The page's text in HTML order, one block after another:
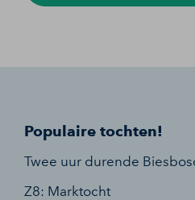
Populaire tochten!
Twee uur durende
Z8: Marktocht